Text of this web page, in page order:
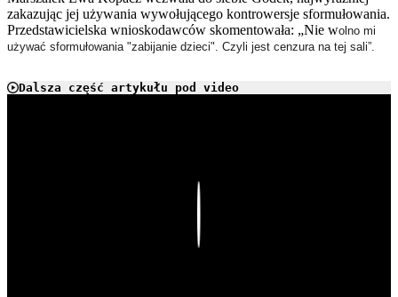
zakazując jej używania wywołującego kontrowersje sformułowania.
Przedstawicielska wnioskodawców skomentowała: „Nie wolno mi
używać sformułowania "zabijanie dzieci". Czyli jest cenzura na tej sali”.
Dalsza część artykułu pod video